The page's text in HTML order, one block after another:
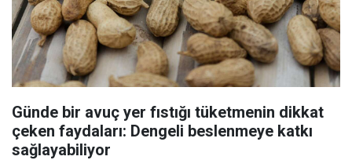
Günde bir avuç yer fıstığı tüketmenin dikkat
çeken faydaları: Dengeli beslenmeye katkı
sağlayabiliyor